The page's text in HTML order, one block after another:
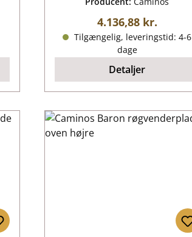
Almindelig pris:
4.136,88 kr.
Tilgængelig, leveringstid: 4-6
dage
Detaljer